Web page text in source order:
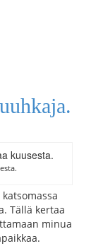
Tällä kertaa
minua